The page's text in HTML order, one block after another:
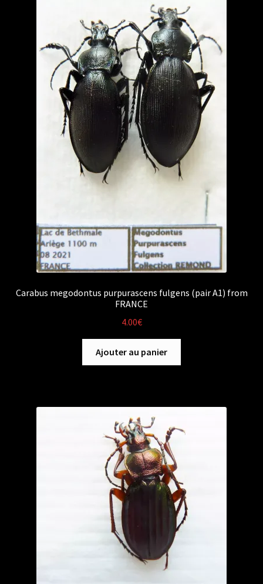
Carabus megodontus purpurascens fulgens (pair A1) from
FRANCE
4.00€
Ajouter au panier